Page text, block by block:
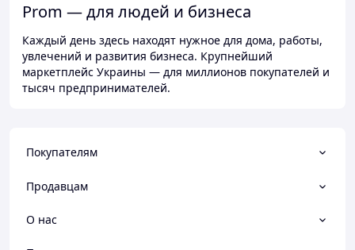
Prom — для людей и бизнеса
Каждый день здесь находят нужное для дома, работы,
увлечений и развития бизнеса. Крупнейший
маркетплейс Украины — для миллионов покупателей и
тысяч предпринимателей.
Покупателям
Продавцам
О нас